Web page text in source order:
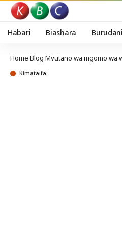
Habari Biashara Burudani
Home Blog Mvutano wa mgomo wa
Kimataifa